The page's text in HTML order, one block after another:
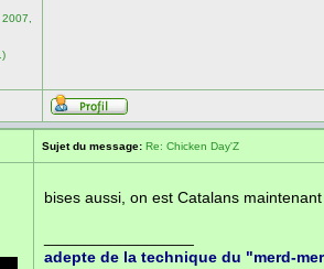
Sujet du message: Re: Chicken Day'Z
bises aussi, on est Catalans
adepte de la technique du "merd-